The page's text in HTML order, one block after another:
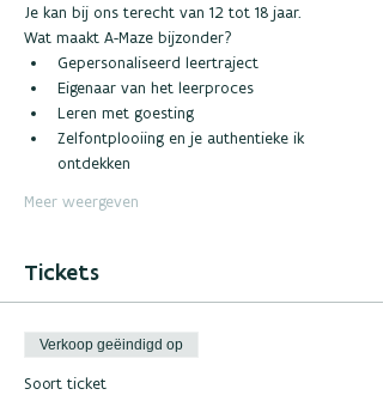
Je kan bij ons terecht van 12 tot 18 jaar.
Wat maakt A-Maze bijzonder?
Gepersonaliseerd leertraject
Eigenaar van het leerproces
Leren met goesting
Zelfontplooiing en je authentieke ik
ontdekken
Meer weergeven
Tickets
Verkoop geëindigd op
Soort ticket